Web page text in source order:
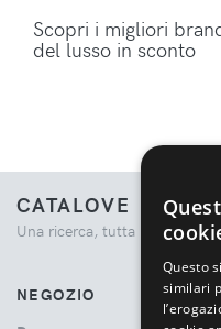
Scopri i migliori
del lusso in sconto
CATALOVE
Una ricerca, tutta la moda.
NEGOZIO
Questo
similari